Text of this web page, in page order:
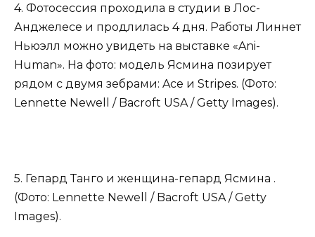
4. Фотосессия проходила в студии в Лос-
Анджелесе и продлилась 4 дня. Работы Линнет
Ньюэлл можно увидеть на выставке «Ani-
Human». На фото: модель Ясмина позирует
рядом с двумя зебрами: Ace и Stripes. (Фото:
Lennette Newell / Bacroft USA / Getty Images).
5. Гепард Танго и женщина-гепард Ясмина .
(Фото: Lennette Newell / Bacroft USA / Getty
Images).